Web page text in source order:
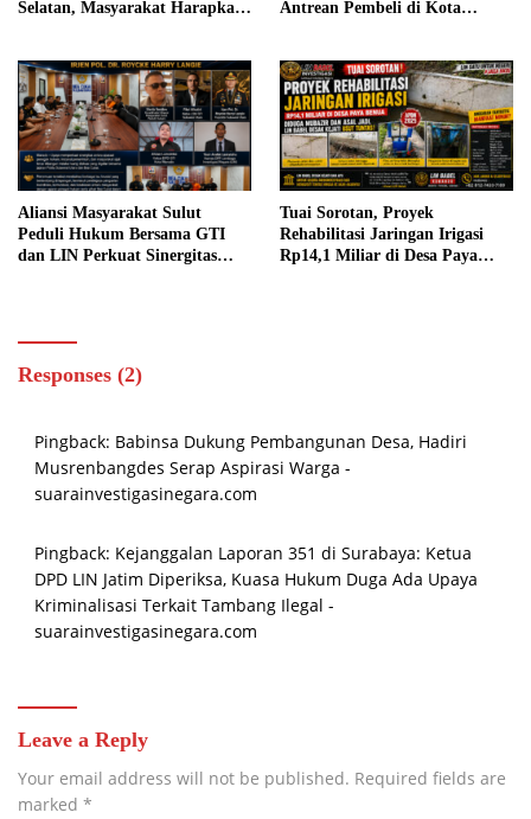
Selatan, Masyarakat Harapkan
Antrean Pembeli di Kota
Aliansi Masyarakat Sulut
Peduli Hukum Bersama GTI
dan LIN Perkuat Sinergitas
Tuai Sorotan, Proyek
Rehabilitasi Jaringan Irigasi
Rp14,1 Miliar di Desa Paya
Responses (2)
Pingback: Babinsa Dukung Pembangunan Desa, Hadiri
Musrenbangdes Serap Aspirasi Warga -
suarainvestigasinegara.com
Pingback: Kejanggalan Laporan 351 di Surabaya: Ketua
DPD LIN Jatim Diperiksa, Kuasa Hukum Duga Ada Upaya
Kriminalisasi Terkait Tambang Ilegal -
suarainvestigasinegara.com
Leave a Reply
Your email address will not be published. Required fields are
marked *